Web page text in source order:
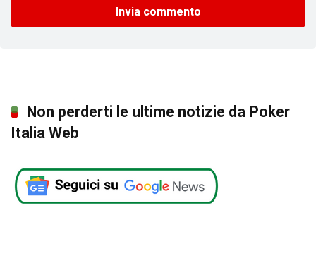
Non perderti le ultime notizie da Poker
Italia Web